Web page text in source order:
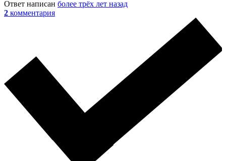
Ответ написан более трёх лет назад
2 комментария